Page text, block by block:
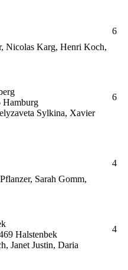
Nicolas Karg, Henri Koch,
6
Hamburg
Sylkina, Xavier
6
Sarah Gomm,
4
Halstenbek
Janet Justin, Daria
4